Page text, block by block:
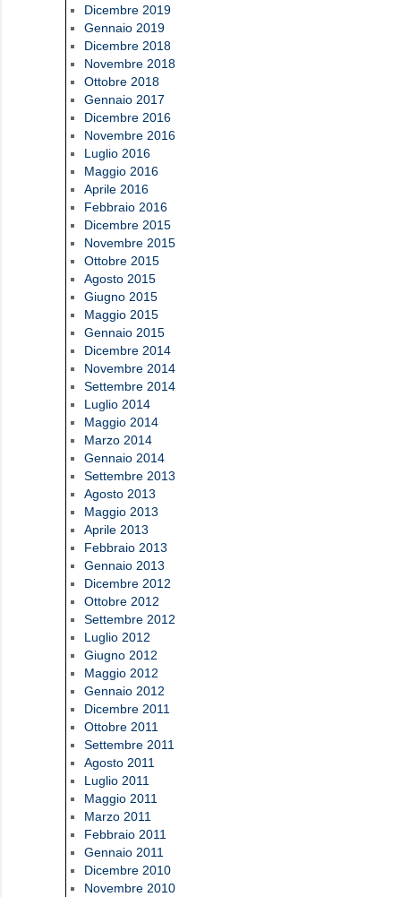
Dicembre 2019
Gennaio 2019
Dicembre 2018
Novembre 2018
Ottobre 2018
Gennaio 2017
Dicembre 2016
Novembre 2016
Luglio 2016
Maggio 2016
Aprile 2016
Febbraio 2016
Dicembre 2015
Novembre 2015
Ottobre 2015
Agosto 2015
Giugno 2015
Maggio 2015
Gennaio 2015
Dicembre 2014
Novembre 2014
Settembre 2014
Luglio 2014
Maggio 2014
Marzo 2014
Gennaio 2014
Settembre 2013
Agosto 2013
Maggio 2013
Aprile 2013
Febbraio 2013
Gennaio 2013
Dicembre 2012
Ottobre 2012
Settembre 2012
Luglio 2012
Giugno 2012
Maggio 2012
Gennaio 2012
Dicembre 2011
Ottobre 2011
Settembre 2011
Agosto 2011
Luglio 2011
Maggio 2011
Marzo 2011
Febbraio 2011
Gennaio 2011
Dicembre 2010
Novembre 2010